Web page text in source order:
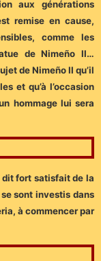
aux générations
remise en cause,
comme les
de Nimeño II…
de Nimeño II qu’il
et qu’à l’occasion
hommage lui sera
dit fort satisfait de la
sont investis dans
à commencer par